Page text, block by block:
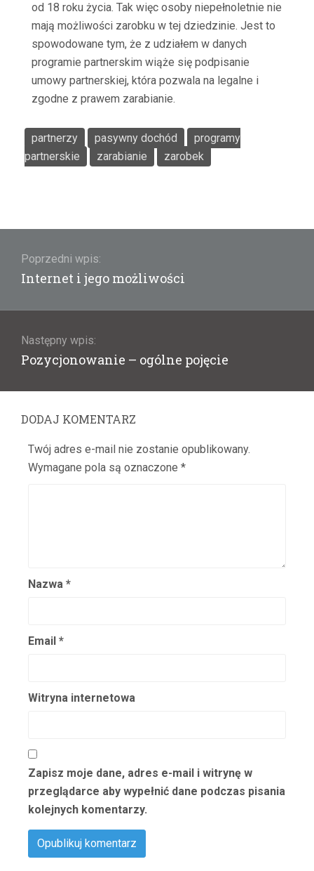
od 18 roku życia. Tak więc osoby niepełnoletnie nie
mają możliwości zarobku w tej dziedzinie. Jest to
spowodowane tym, że z udziałem w danych
programie partnerskim wiąże się podpisanie
umowy partnerskiej, która pozwala na legalne i
zgodne z prawem zarabianie.
partnerzy pasywny dochód
programy
partnerskie
zarabianie zarobek
wpisu
Poprzedni wpis:
Poprzedni
Internet i jego możliwości
Następny wpis:
Następny
Pozycjonowanie – ogólne pojęcie
DODAJ KOMENTARZ
Twój adres e-mail nie zostanie opublikowany.
Wymagane pola są oznaczone *
Nazwa *
Email *
Witryna internetowa
Zapisz moje dane, adres e-mail i witrynę w
przeglądarce aby wypełnić dane podczas pisania
kolejnych komentarzy.